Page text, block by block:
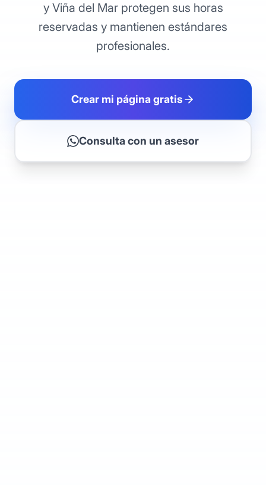
y Viña del Mar protegen sus horas
reservadas y mantienen estándares
profesionales.
Crear mi página gratis
Consulta con un asesor